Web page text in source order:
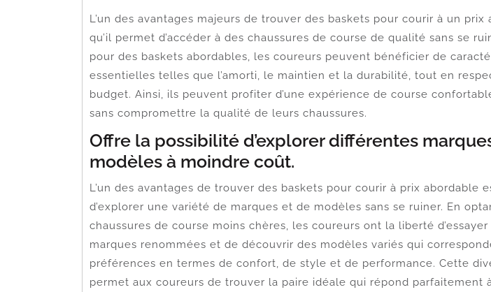
L’un des avantages majeurs de trouver des baskets pour courir à un prix
qu’il permet d’accéder à des chaussures de course de qualité sans se
pour des baskets abordables, les coureurs peuvent bénéficier de
essentielles telles que l’amorti, le maintien et la durabilité, tout en
budget. Ainsi, ils peuvent profiter d’une expérience de course
sans compromettre la qualité de leurs chaussures.
Offre la possibilité d’explorer différentes
modèles à moindre coût.
L’un des avantages de trouver des baskets pour courir à prix abordable
d’explorer une variété de marques et de modèles sans se ruiner. En
chaussures de course moins chères, les coureurs ont la liberté
marques renommées et de découvrir des modèles variés qui
préférences en termes de confort, de style et de performance. Cette
permet aux coureurs de trouver la paire idéale qui répond parfaitement